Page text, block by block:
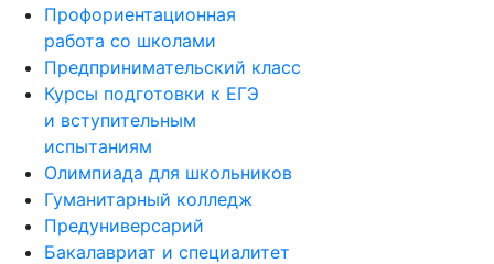
Профориентационная
работа со школами
Предпринимательский класс
Курсы подготовки к ЕГЭ
и вступительным
испытаниям
Олимпиада для школьников
Гуманитарный колледж
Предуниверсарий
Бакалавриат и специалитет